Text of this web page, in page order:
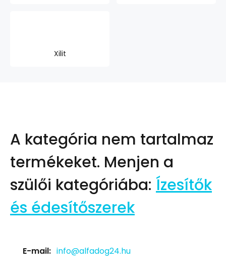
Xilit
A kategória nem tartalmaz
termékeket. Menjen a
szülői kategóriába: Ízesítők
és édesítőszerek
E-mail: info@alfadog24.hu